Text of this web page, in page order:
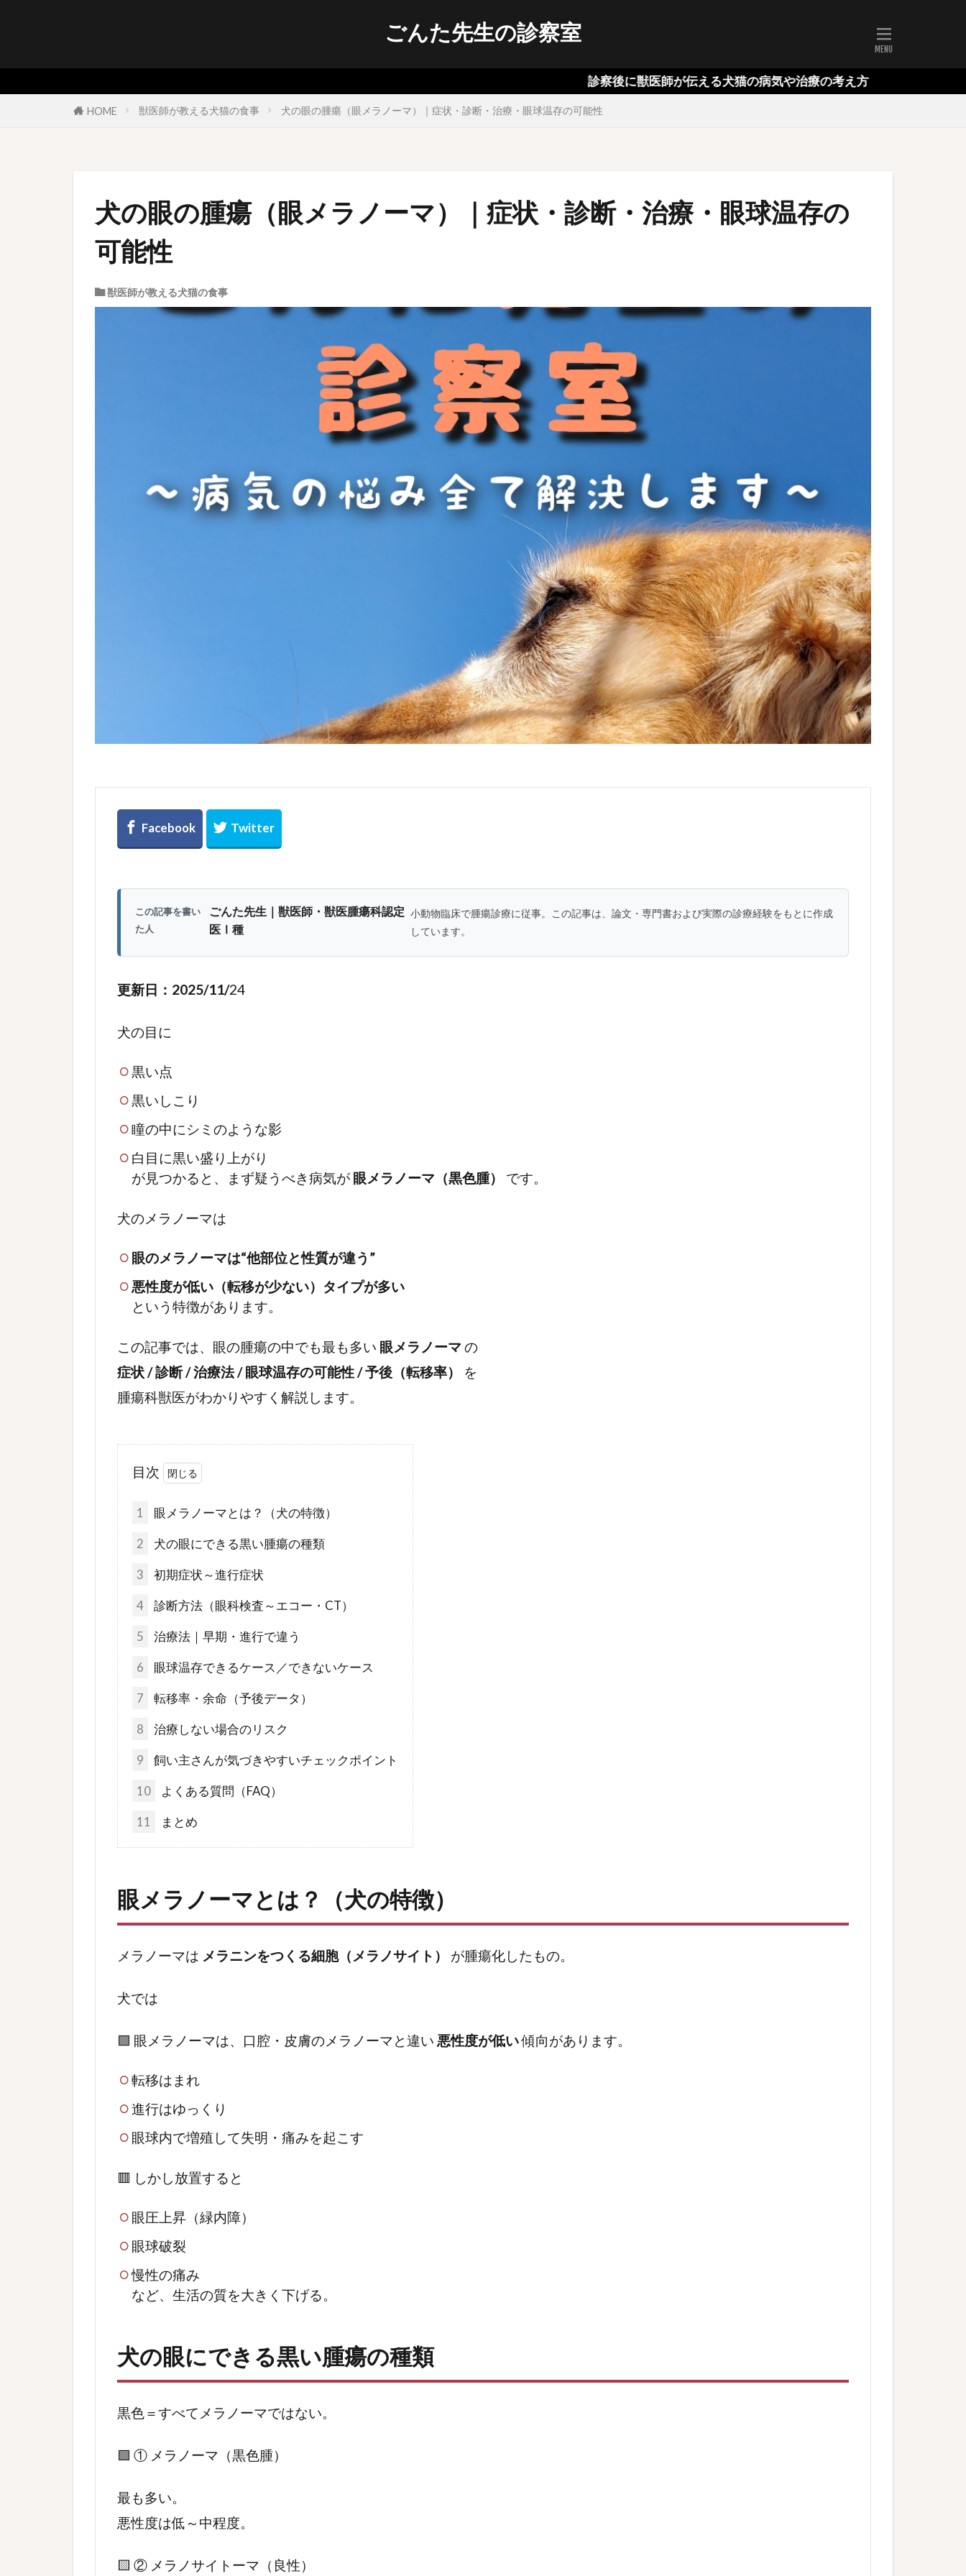
ごんた先生の診察室
診察後に獣医師が伝える犬猫の病気や治療の考え方
HOME 獣医師が教える犬猫の食事 犬の眼の腫瘍（眼メラノーマ）｜症状・診断・治療・眼球温存の可能性
犬の眼の腫瘍（眼メラノーマ）｜症状・診断・治療・眼球温存の
可能性
獣医師が教える犬猫の食事
この記事を書い
た人
ごんた先生｜獣医師・獣医腫瘍科認定
医Ⅰ種
小動物臨床で腫瘍診療に従事。この記事は、論文・専門書および実際の診療経験をもとに作成
しています。
更新日：2025/11/24
犬の目に
黒い点
黒いしこり
瞳の中にシミのような影
白目に黒い盛り上がり
が見つかると、まず疑うべき病気が 眼メラノーマ（黒色腫） です。
犬のメラノーマは
眼のメラノーマは“他部位と性質が違う”
悪性度が低い（転移が少ない）タイプが多い
という特徴があります。
この記事では、眼の腫瘍の中でも最も多い 眼メラノーマ の
症状 / 診断 / 治療法 / 眼球温存の可能性 / 予後（転移率）
を
腫瘍科獣医がわかりやすく解説します。
目次
1 眼メラノーマとは？（犬の特徴）
2 犬の眼にできる黒い腫瘍の種類
3 初期症状～進行症状
4 診断方法（眼科検査～エコー・CT）
5 治療法｜早期・進行で違う
6 眼球温存できるケース／できないケース
7 転移率・余命（予後データ）
8 治療しない場合のリスク
9 飼い主さんが気づきやすいチェックポイント
10 よくある質問（FAQ）
11 まとめ
眼メラノーマとは？（犬の特徴）
メラノーマは メラニンをつくる細胞（メラノサイト） が腫瘍化したもの。
犬では
🟩 眼メラノーマは、口腔・皮膚のメラノーマと違い 悪性度が低い傾向があります。
転移はまれ
進行はゆっくり
眼球内で増殖して失明・痛みを起こす
🟥 しかし放置すると
眼圧上昇（緑内障）
眼球破裂
慢性の痛み
など、生活の質を大きく下げる。
犬の眼にできる黒い腫瘍の種類
黒色＝すべてメラノーマではない。
🟩 ① メラノーマ（黒色腫）
最も多い。
悪性度は低～中程度。
🟨 ② メラノサイトーマ（良性）